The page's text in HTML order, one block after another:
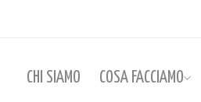
CHI SIAMO COSA FACCIAMO